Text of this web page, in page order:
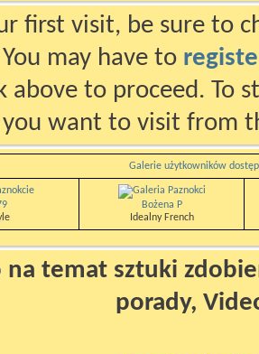
first visit, be sure to
may have to
above to proceed. To
want to visit from
Galerie użytkowników
Bożena P
Idealny French
na temat sztuki
porady,